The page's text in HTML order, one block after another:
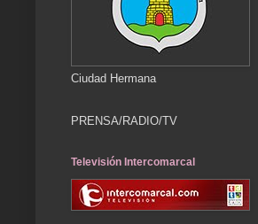
Ciudad Hermana
PRENSA/RADIO/TV
Televisión Intercomarcal